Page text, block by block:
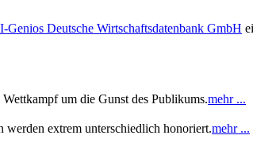
Genios Deutsche Wirtschaftsdatenbank GmbH
um die Gunst des Publikums.mehr ...
extrem unterschiedlich honoriert.mehr ...